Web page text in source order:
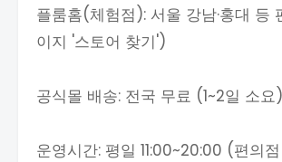
플룸홈(체험점): 서울 강남·홍대 등
이지 '스토어 찾기')
공식몰 배송: 전국 무료 (1~2일 소요)
운영시간: 평일 11:00~20:00 (편의